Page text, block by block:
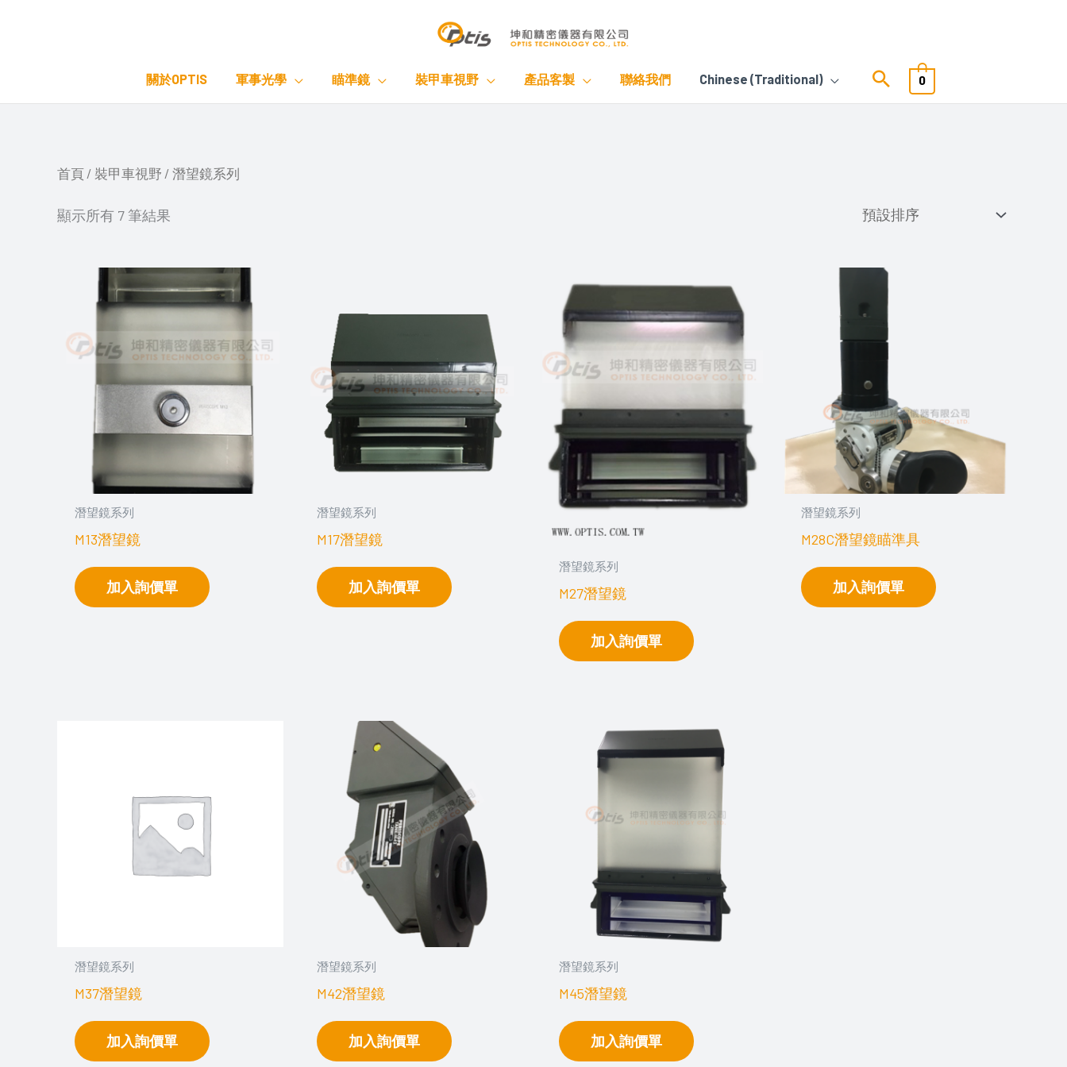
關於OPTIS 軍事光學 瞄準鏡 裝甲車視野 產品客製 聯絡我們 Chinese (Traditional) 0
首頁 / 裝甲車視野 / 潛望鏡系列
顯示所有 7 筆結果
潛望鏡系列
M13潛望鏡
加入詢價單
潛望鏡系列
M17潛望鏡
加入詢價單
潛望鏡系列
M27潛望鏡
加入詢價單
潛望鏡系列
M28C潛望鏡瞄準具
加入詢價單
潛望鏡系列
M37潛望鏡
加入詢價單
潛望鏡系列
M42潛望鏡
加入詢價單
潛望鏡系列
M45潛望鏡
加入詢價單